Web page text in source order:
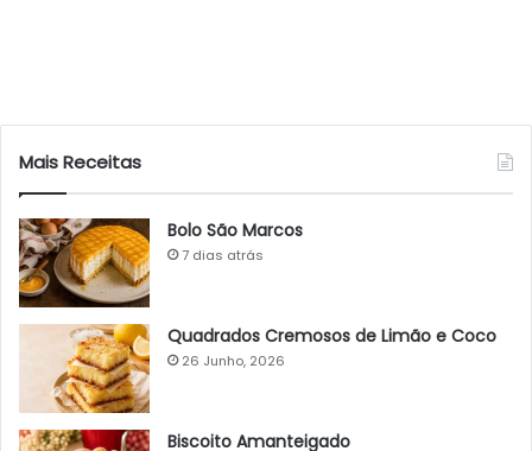
Mais Receitas
Bolo São Marcos
7 dias atrás
Quadrados Cremosos de Limão e Coco
26 Junho, 2026
Biscoito Amanteigado